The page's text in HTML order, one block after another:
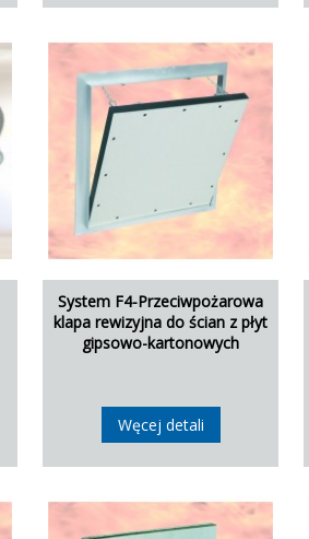
System F4-Przeciwpożarowa
klapa rewizyjna do ścian z płyt
gipsowo-kartonowych
Węcej detali